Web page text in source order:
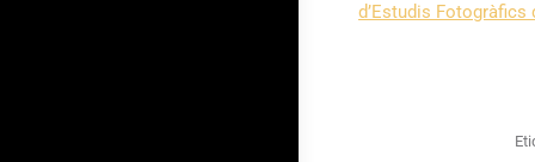
d’Estudis Fotogràfics